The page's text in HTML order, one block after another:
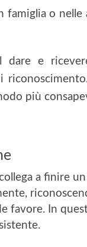
famiglia o nelle
dare e
più
a finire
In